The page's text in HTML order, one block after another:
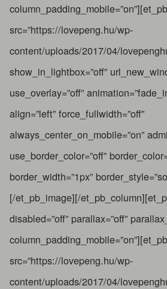
src=”https://lovepeng.hu/wp-
content/uploads/2017/04/
show_in_lightbox=”off”
use_overlay=”off”
align=”left” force_fullwidth=”off”
always_center_on_mobile=”on”
use_border_color=”off”
border_width=”1px”
[/et_pb_image][/
disabled=”off” parallax=”off”
src=”https://lovepeng.hu/wp-
content/uploads/2017/04/